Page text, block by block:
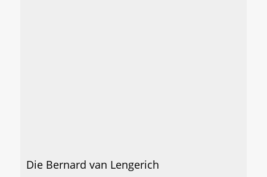
Die Bernard van Lengerich